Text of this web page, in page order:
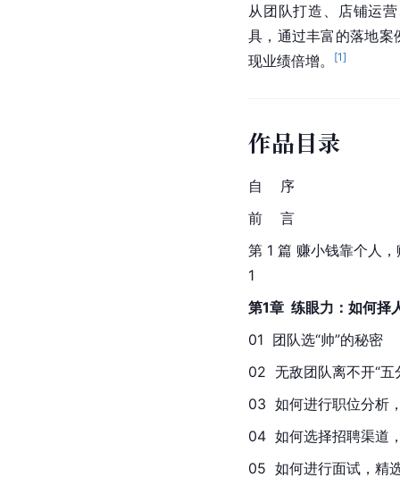
从团队打造、店铺运
具，通过丰富的落地案
现业绩倍增。
[1]
作品目录
自    序
前    言
第 1 篇 赚小钱靠个人
1
第1章  练眼力：如何择
01  团队选“帅”的秘密
02  无敌团队离不开“五
03  如何进行职位分析
04  如何选择招聘渠道
05  如何进行面试，精